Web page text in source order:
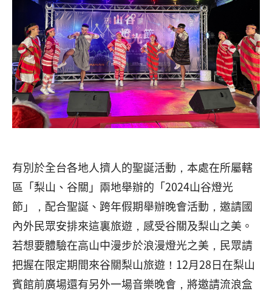
有別於全台各地人擠人的聖誕活動，本處在所屬轄
區「梨山、谷關」兩地舉辦的「2024山谷燈光
節」，配合聖誕、跨年假期舉辦晚會活動，邀請國
內外民眾安排來這裏旅遊，感受谷關及梨山之美。
若想要體驗在高山中漫步於浪漫燈光之美，民眾請
把握在限定期間來谷關梨山旅遊！12月28日在梨山
賓館前廣場還有另外一場音樂晚會，將邀請流浪盒